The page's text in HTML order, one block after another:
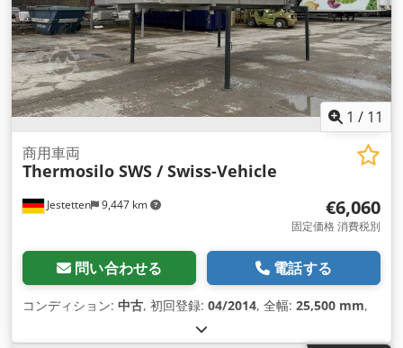
1 / 11
Jestetten 9,447 km
商用車両
Thermosilo SWS / Swiss-Vehicle
€6,060
固定価格 消費税別
問い合わせる 電話する
コンディション: 中古, 初回登録: 04/2014, 全幅: 25,500 mm,